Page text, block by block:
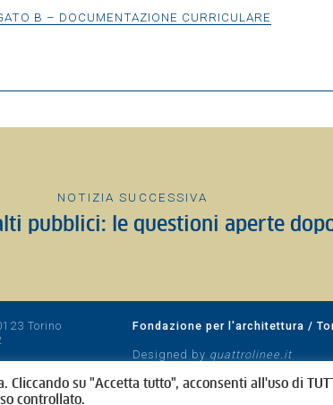
B – DOCUMENTAZIONE CURRICULARE
NOTIZIA SUCCESSIVA
pubblici: le questioni aperte
Torino
Fondazione per l'architettura /
Designed by quattrolinee.it
su "Accetta tutto", acconsenti all'uso di
controllato.